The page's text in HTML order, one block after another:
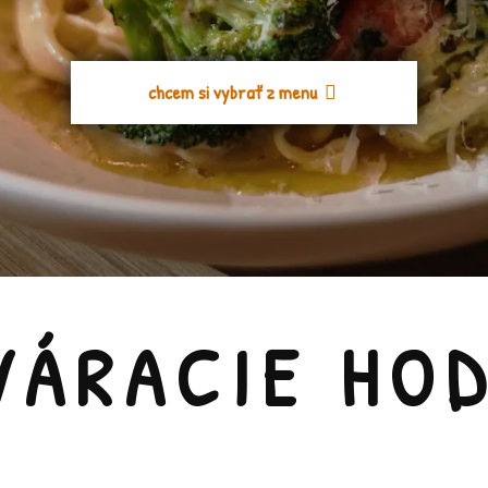
chcem si vybrať z menu